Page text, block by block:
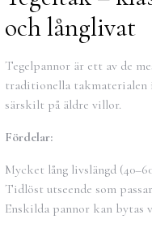
och långlivat
Tegelpannor är ett av de
traditionella takmaterialen
särskilt på äldre villor.
Fördelar:
Mycket lång livslängd
Tidlöst utseende som
Enskilda pannor kan bytas